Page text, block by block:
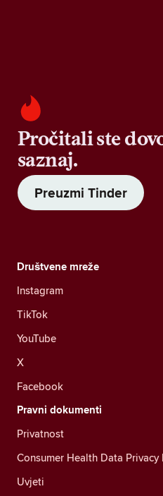
Pročitali ste
saznaj.
Preuzmi Tinder
Društvene mreže
Instagram
TikTok
YouTube
X
Facebook
Pravni dokumenti
Privatnost
Consumer Health Data Privacy
Uvjeti